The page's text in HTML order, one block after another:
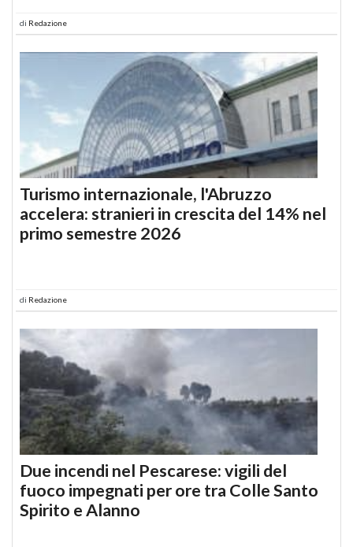
di Redazione
Turismo internazionale, l'Abruzzo
accelera: stranieri in crescita del 14% nel
primo semestre 2026
di Redazione
Due incendi nel Pescarese: vigili del
fuoco impegnati per ore tra Colle Santo
Spirito e Alanno